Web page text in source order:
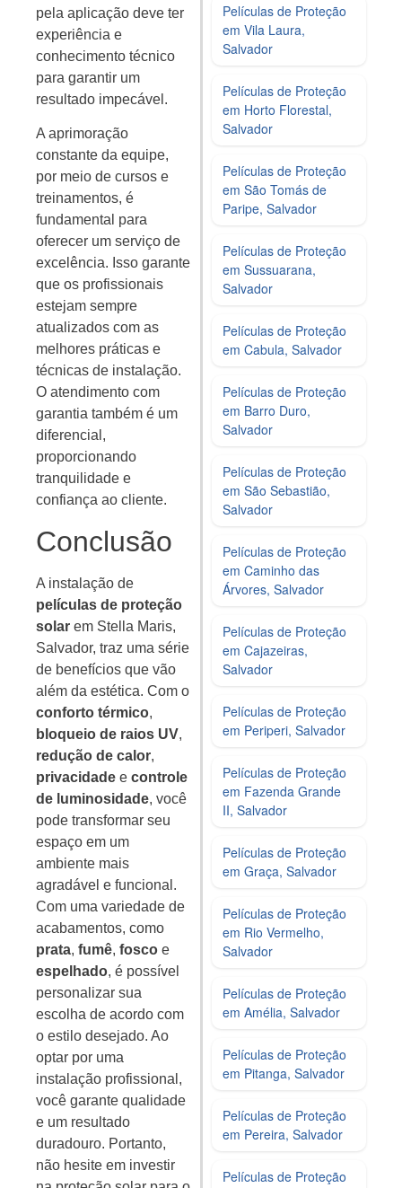
pela aplicação deve ter
experiência e
conhecimento técnico
para garantir um
resultado impecável.
A aprimoração
constante da equipe,
por meio de cursos e
treinamentos, é
fundamental para
oferecer um serviço de
excelência. Isso garante
que os profissionais
estejam sempre
atualizados com as
melhores práticas e
técnicas de instalação.
O atendimento com
garantia também é um
diferencial,
proporcionando
tranquilidade e
confiança ao cliente.
Conclusão
A instalação de
películas de proteção
solar em Stella Maris,
Salvador, traz uma série
de benefícios que vão
além da estética. Com o
conforto térmico,
bloqueio de raios UV,
redução de calor,
privacidade e controle
de luminosidade, você
pode transformar seu
espaço em um
ambiente mais
agradável e funcional.
Com uma variedade de
acabamentos, como
prata, fumê, fosco e
espelhado, é possível
personalizar sua
escolha de acordo com
o estilo desejado. Ao
optar por uma
instalação profissional,
você garante qualidade
e um resultado
duradouro. Portanto,
não hesite em investir
Películas de Proteção
em Vila Laura,
Salvador
Películas de Proteção
em Horto Florestal,
Salvador
Películas de Proteção
em São Tomás de
Paripe, Salvador
Películas de Proteção
em Sussuarana,
Salvador
Películas de Proteção
em Cabula, Salvador
Películas de Proteção
em Barro Duro,
Salvador
Películas de Proteção
em São Sebastião,
Salvador
Películas de Proteção
em Caminho das
Árvores, Salvador
Películas de Proteção
em Cajazeiras,
Salvador
Películas de Proteção
em Periperi, Salvador
Películas de Proteção
em Fazenda Grande
II, Salvador
Películas de Proteção
em Graça, Salvador
Películas de Proteção
em Rio Vermelho,
Salvador
Películas de Proteção
em Amélia, Salvador
Películas de Proteção
em Pitanga, Salvador
Películas de Proteção
em Pereira, Salvador
Películas de Proteção